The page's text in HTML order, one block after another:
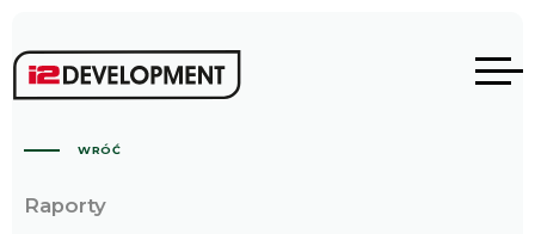
WRÓĆ
Raporty